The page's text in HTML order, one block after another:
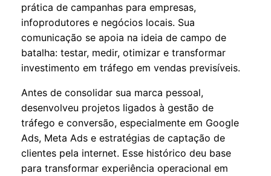
prática de campanhas para empresas,
infoprodutores e negócios locais. Sua
comunicação se apoia na ideia de campo de
batalha: testar, medir, otimizar e transformar
investimento em tráfego em vendas previsíveis.
Antes de consolidar sua marca pessoal,
desenvolveu projetos ligados à gestão de
tráfego e conversão, especialmente em Google
Ads, Meta Ads e estratégias de captação de
clientes pela internet. Esse histórico deu base
para transformar experiência operacional em